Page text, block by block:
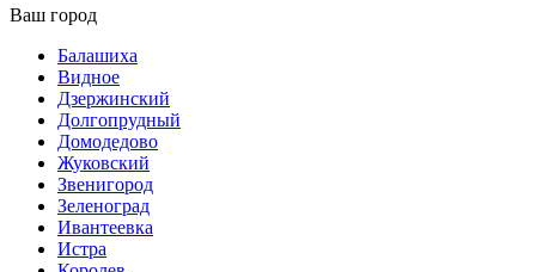
Ваш город
Балашиха
Видное
Дзержинский
Долгопрудный
Домодедово
Жуковский
Звенигород
Зеленоград
Ивантеевка
Истра